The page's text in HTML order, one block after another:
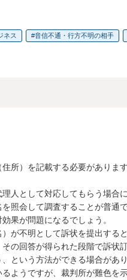
ネス 音信不通・行方不明の相手
所）を記載する必要がありま
人として対応してもらう場合
照会して調査することが普通
果が問題になるでしょう。
が不明として訴状を提出する
の回答が得られた段階で訴状
という方法ができる場合があ
ようですが、裁判所が難色を示